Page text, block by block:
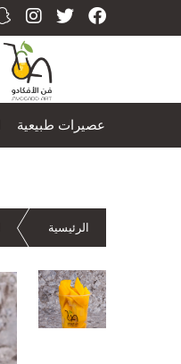
عصيرات طبيعية
الرئيسية